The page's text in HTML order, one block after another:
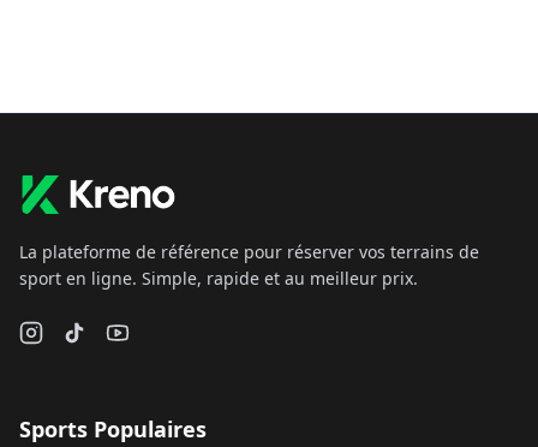
La plateforme de référence pour réserver vos terrains de
sport en ligne. Simple, rapide et au meilleur prix.
Sports Populaires